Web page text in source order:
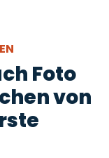
Foto
von